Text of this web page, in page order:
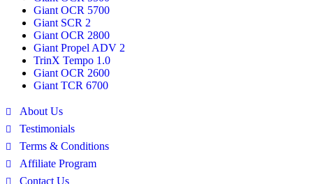
Giant OCR 5700
Giant SCR 2
Giant OCR 2800
Giant Propel ADV 2
TrinX Tempo 1.0
Giant OCR 2600
Giant TCR 6700
About Us
Testimonials
Terms & Conditions
Affiliate Program
Contact Us